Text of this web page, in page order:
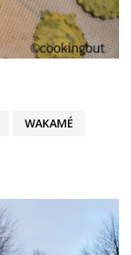
WAKAMÉ